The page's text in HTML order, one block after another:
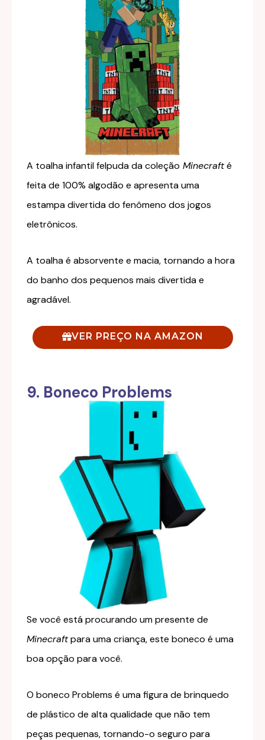
A toalha infantil felpuda da coleção Minecrafté
feita de 100% algodão e apresenta uma
estampa divertida do fenômeno dos jogos
eletrônicos.
A toalha é absorvente e macia, tornando a hora
do banho dos pequenos mais divertida e
agradável.
VER PREÇO NA AMAZON
9. Boneco Problems
Se você está procurando um presente de
Minecraftpara uma criança, este boneco é uma
boa opção para você.
O boneco Problems é uma figura de brinquedo
de plástico de alta qualidade que não tem
peças pequenas, tornando-o seguro para